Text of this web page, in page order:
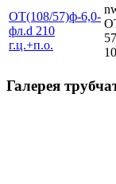
ОТ(108/57)ф-6,0-
фл.d 210
г.ц.+п.о.
Галерея